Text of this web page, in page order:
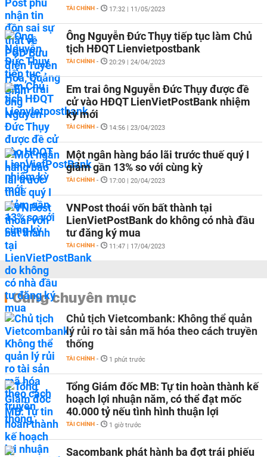
TÀI CHÍNH - 17:32 | 11/05/2023
Ông Nguyễn Đức Thụy tiếp tục làm Chủ
tịch HĐQT Lienvietpostbank
TÀI CHÍNH - 20:29 | 24/04/2023
Em trai ông Nguyễn Đức Thụy được đề
cử vào HĐQT LienVietPostBank nhiệm
kỳ mới
TÀI CHÍNH - 14:56 | 23/04/2023
Một ngân hàng báo lãi trước thuế quý I
giảm gần 13% so với cùng kỳ
TÀI CHÍNH - 17:00 | 20/04/2023
VNPost thoái vốn bất thành tại
LienVietPostBank do không có nhà đầu
tư đăng ký mua
TÀI CHÍNH - 11:47 | 17/04/2023
Cùng chuyên mục
Chủ tịch Vietcombank: Không thể quản
lý rủi ro tài sản mã hóa theo cách truyền
thống
TÀI CHÍNH - 1 phút trước
Tổng Giám đốc MB: Tự tin hoàn thành kế
hoạch lợi nhuận năm, có thể đạt mốc
40.000 tỷ nếu tình hình thuận lợi
TÀI CHÍNH - 1 giờ trước
Sacombank phát hành ba đợt trái phiếu